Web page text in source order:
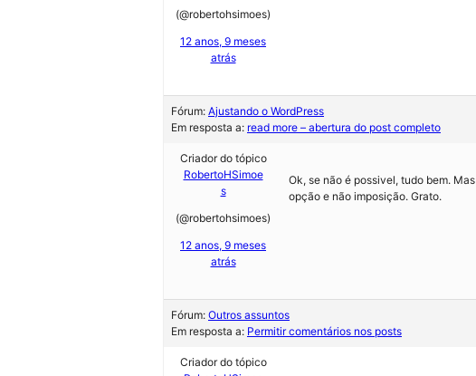
(@robertohsimoes)
12 anos, 9 meses
atrás
Fórum: Ajustando o WordPress
Em resposta a: read more – abertura do post completo
Criador do tópico
RobertoHSimoe
s
(@robertohsimoes)
12 anos, 9 meses
atrás
Ok, se não é possivel, tudo bem.
opção e não imposição. Grato.
Fórum: Outros assuntos
Em resposta a: Permitir comentários nos posts
Criador do tópico